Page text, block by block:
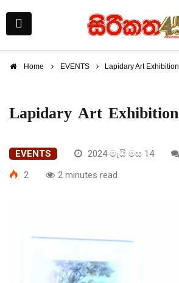
Home EVENTS Lapidary Art Exhibition
Lapidary Art Exhibition
EVENTS 2024 මැයි මස 14
2
2 minutes read